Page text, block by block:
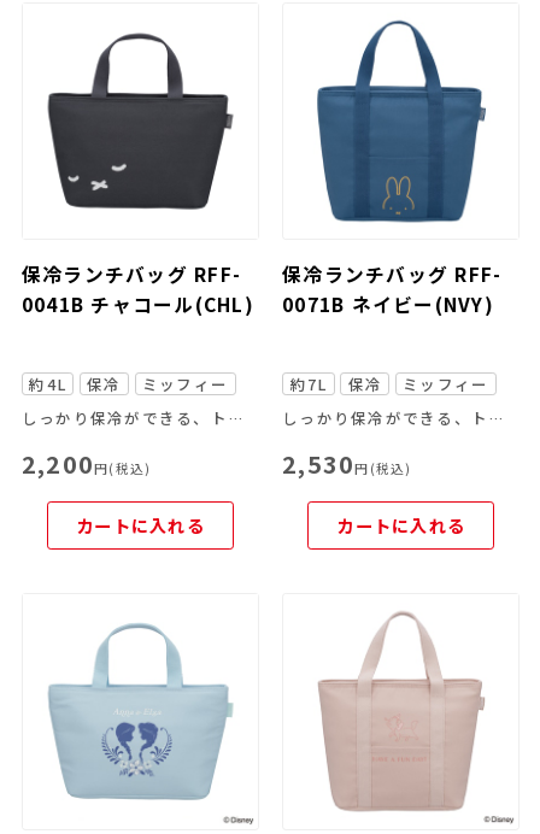
保冷ランチバッグ RFF-
0041B チャコール(CHL)
約4L 保冷
ミッフィー
しっかり保冷ができる、トートバッグタイプのランチバッグ
2,200円(税込)
カートに入れる
保冷ランチバッグ RFF-
0071B ネイビー(NVY)
約7L 保冷
ミッフィー
しっかり保冷ができる、トートバッグタイプのランチバッグ
2,530円(税込)
カートに入れる